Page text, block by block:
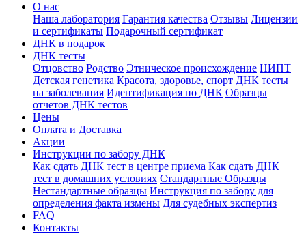
О нас
Наша лаборатория Гарантия качества Отзывы Лицензии
и сертификаты Подарочный сертификат
ДНК в подарок
ДНК тесты
Отцовство Родство Этническое происхождение НИПТ
Детская генетика Красота, здоровье, спорт ДНК тесты
на заболевания Идентификация по ДНК Образцы
отчетов ДНК тестов
Цены
Оплата и Доставка
Акции
Инструкции по забору ДНК
Как сдать ДНК тест в центре приема Как сдать ДНК
тест в домашних условиях Стандартные Образцы
Нестандартные образцы Инструкция по забору для
определения факта измены Для судебных экспертиз
FAQ
Контакты